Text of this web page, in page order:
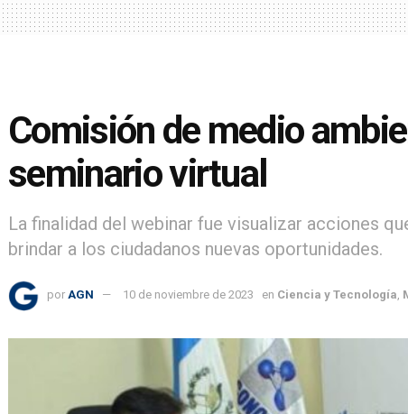
Comisión de medio
seminario virtual
La finalidad del webinar fue visualizar acciones
brindar a los ciudadanos nuevas oportunidades.
por AGN 10 de noviembre de 2023 en Ciencia y Tecnología,